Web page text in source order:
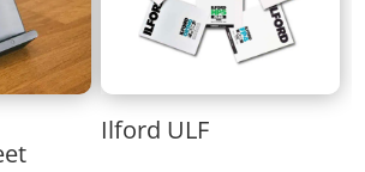
Ilford ULF